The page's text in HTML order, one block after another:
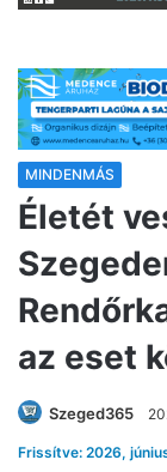
MINDENMÁS
Életét
az eset
Szeged365
Frissítve: 2026,